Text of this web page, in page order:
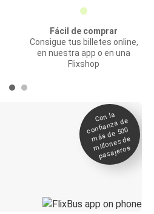
Fácil de comprar
Consigue tus billetes online,
en nuestra app o en una
Flixshop
Con la
confianza de
más de 500
millones de
pasajeros